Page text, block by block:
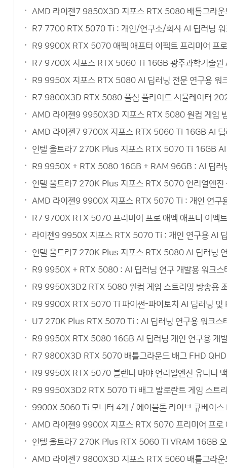
AMD 라이젠7 9850X3D 지포스 RTX 5080 배틀그라운
R7 7700 RTX 5070 Ti : 개인/연구소/회사 AI 딥러닝 워
R9 9900X RTX 5070 애펙 애프터 이펙트 프리미어 프
R7 9700X 지포스 RTX 5060 Ti 16GB 광주과학기술원
R9 9950X 지포스 RTX 5080 AI 딥러닝 전문 연구용 워
R7 9800X3D RTX 5080 플심 플라이트 시뮬레이터
AMD 라이젠9 9950X3D 지포스 RTX 5080 원컴 게임
AMD 라이젠7 9700X 지포스 RTX 5060 Ti 16GB AI 딥
인텔 울트라7 270K Plus 지포스 RTX 5070 Ti 16GB AI
R9 9950X + RTX 5080 16GB + RAM 96GB : AI 딥러
인텔 울트라7 270K Plus 지포스 RTX 5070 언리얼엔진
AMD 라이젠9 9900X 지포스 RTX 5070 Ti : 개인 연구
R7 9700X RTX 5070 프리미어 프로 애펙 애프터 이펙
라이젠9 9950X 지포스 RTX 5070 Ti : 개인 연구용 AI
인텔 울트라7 270K Plus 지포스 RTX 5080 AI 딥러닝
R9 9950X + RTX 5080 : AI 딥러닝 연구 개발용 워크스
R9 9950X3D2 RTX 5080 원컴 게임 스트리밍 방송용
R9 9900X RTX 5070 Ti 파이썬-파이토치 AI 딥러닝 및
U7 270K Plus RTX 5070 Ti : AI 딥러닝 연구용 워크스
R9 9950X RTX 5080 16GB AI 딥러닝 개인 연구용 개
R7 9800X3D RTX 5070 배틀그라운드 배그 FHD QHD
R9 9950X RTX 5070 블렌더 마야 언리얼엔진 유니티
R9 9950X3D2 RTX 5070 Ti 배그 발로란트 게임 스트
9900X 5060 Ti 모니터 4개 / 에이블톤 라이브 큐베이스
AMD 라이젠9 9900X 지포스 RTX 5070 프리미어 프로
인텔 울트라7 270K Plus RTX 5060 Ti VRAM 16GB 오
AMD 라이젠7 9800X3D 지포스 RTX 5060 배틀그라운